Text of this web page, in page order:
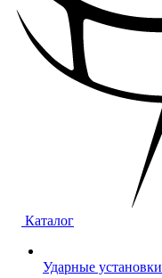
Каталог
Ударные установки